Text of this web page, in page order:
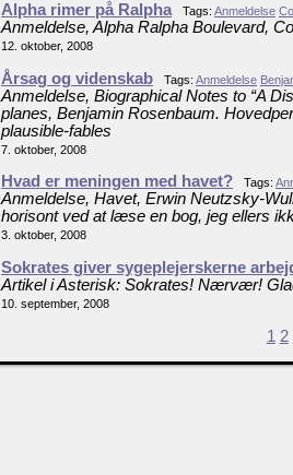
Alpha rimer på Ralpha Tags: Anmeldelse
Anmeldelse, Alpha Ralpha Boulevard,
12. oktober, 2008
Årsag og videnskab Tags: Anmeldelse
Anmeldelse, Biographical Notes to “A
planes, Benjamin Rosenbaum.
plausible-fables
7. oktober, 2008
Hvad er meningen med havet? Tags:
Anmeldelse, Havet, Erwin Neutzsky-
horisont ved at læse en bog, jeg ellers
3. oktober, 2008
Sokrates giver sygeplejerskerne
Artikel i Asterisk: Sokrates! Nærvær!
10. september, 2008
1 2